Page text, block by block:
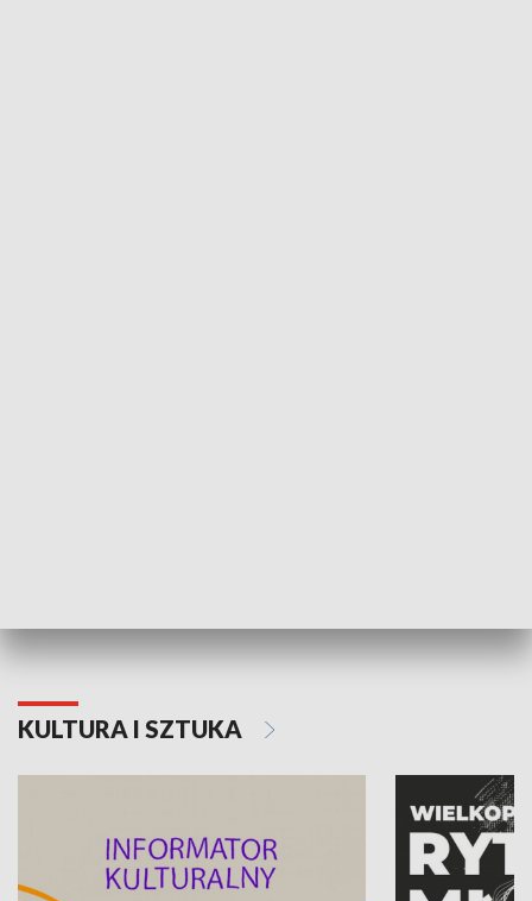
KULTURA I SZTUKA